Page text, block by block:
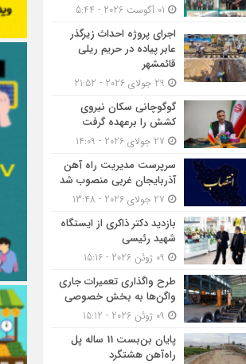
اجرای پروژه احداث زیرگذر
عابر پیاده در حریم ریلی
قائمشهر
گوگوچانی سکان نیروی
کشش را برعهده گرفت
سرپرست مدیریت راه آهن
آذربایجان غربی منصوب شد
بازدید دکتر ذاکری از ایستگاه
شهید رئیسی
طرح واگذاری تعمیرات جاری
واگن‌ها به بخش خصوصی
پایان بن‌بست 11 ساله پل
راه‌آهن هشتگرد